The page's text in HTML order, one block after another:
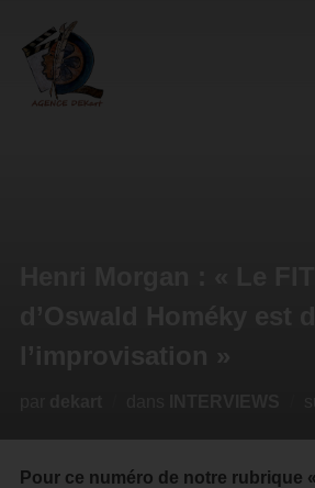
Pour ce numéro de notre rubrique